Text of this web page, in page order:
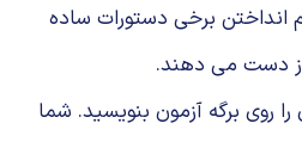
انداختن برخی دستورات ساده
از دست می دهند.
روی برگه آزمون بنویسید. شما